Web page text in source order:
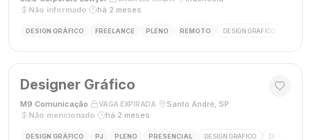
Não informado
há 2 meses
DESIGN GRÁFICO FREELANCE PLENO REMOTO DESIGN GRÁFICO
Designer Gráfico
M9 Comunicação VAGA EXPIRADA Santo André, SP
Não mencionado
há 2 meses
DESIGN GRÁFICO PJ PLENO PRESENCIAL DESIGN GRÁFICO DESIGNER